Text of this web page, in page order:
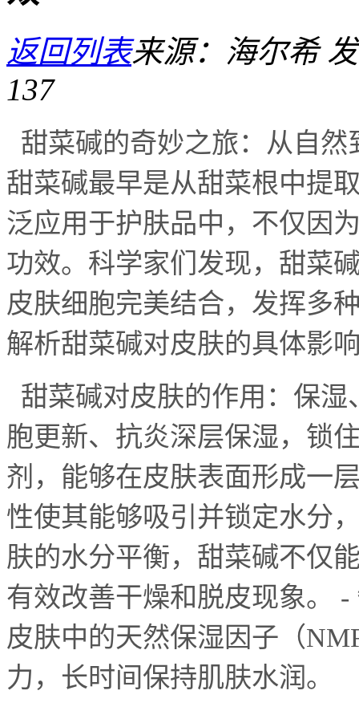
返回列表来源：海尔希
137
甜菜碱的奇妙之旅：从自然
甜菜碱最早是从甜菜根中提
泛应用于护肤品中，不仅因
功效。科学家们发现，甜菜
皮肤细胞完美结合，发挥多
解析甜菜碱对皮肤的具体影
甜菜碱对皮肤的作用：保
胞更新、抗炎深层保湿，锁
剂，能够在皮肤表面形成一
性使其能够吸引并锁定水分
肤的水分平衡，甜菜碱不仅
有效改善干燥和脱皮现象。 -
皮肤中的天然保湿因子（
力，长时间保持肌肤水润。